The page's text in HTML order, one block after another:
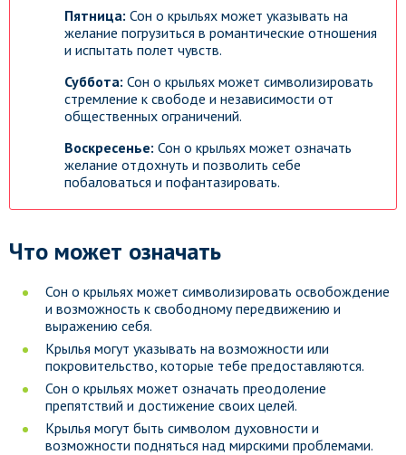
Пятница: Сон о крыльях может указывать на
желание погрузиться в романтические отношения
и испытать полет чувств.
Суббота: Сон о крыльях может символизировать
стремление к свободе и независимости от
общественных ограничений.
Воскресенье: Сон о крыльях может означать
желание отдохнуть и позволить себе
побаловаться и пофантазировать.
Что может означать
Сон о крыльях может символизировать освобождение
и возможность к свободному передвижению и
выражению себя.
Крылья могут указывать на возможности или
покровительство, которые тебе предоставляются.
Сон о крыльях может означать преодоление
препятствий и достижение своих целей.
Крылья могут быть символом духовности и
возможности подняться над мирскими проблемами.